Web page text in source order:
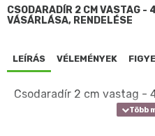
CSODARADÍR 2 CM VASTAG -
VÁSÁRLÁSA, RENDELÉSE
LEÍRÁS VÉLEMÉNYEK
Csodaradír 2 cm vastag -